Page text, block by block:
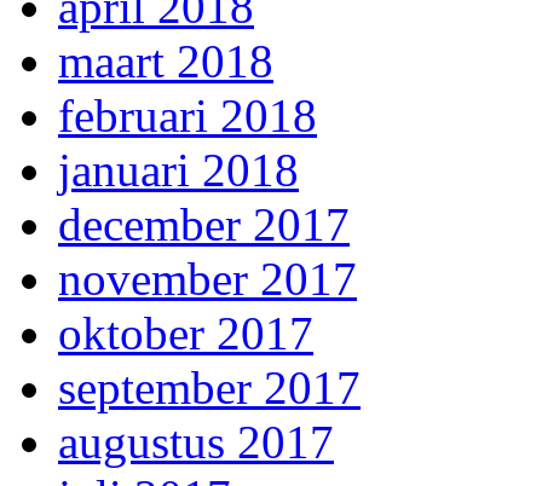
maart 2018
februari 2018
januari 2018
december 2017
november 2017
oktober 2017
september 2017
augustus 2017